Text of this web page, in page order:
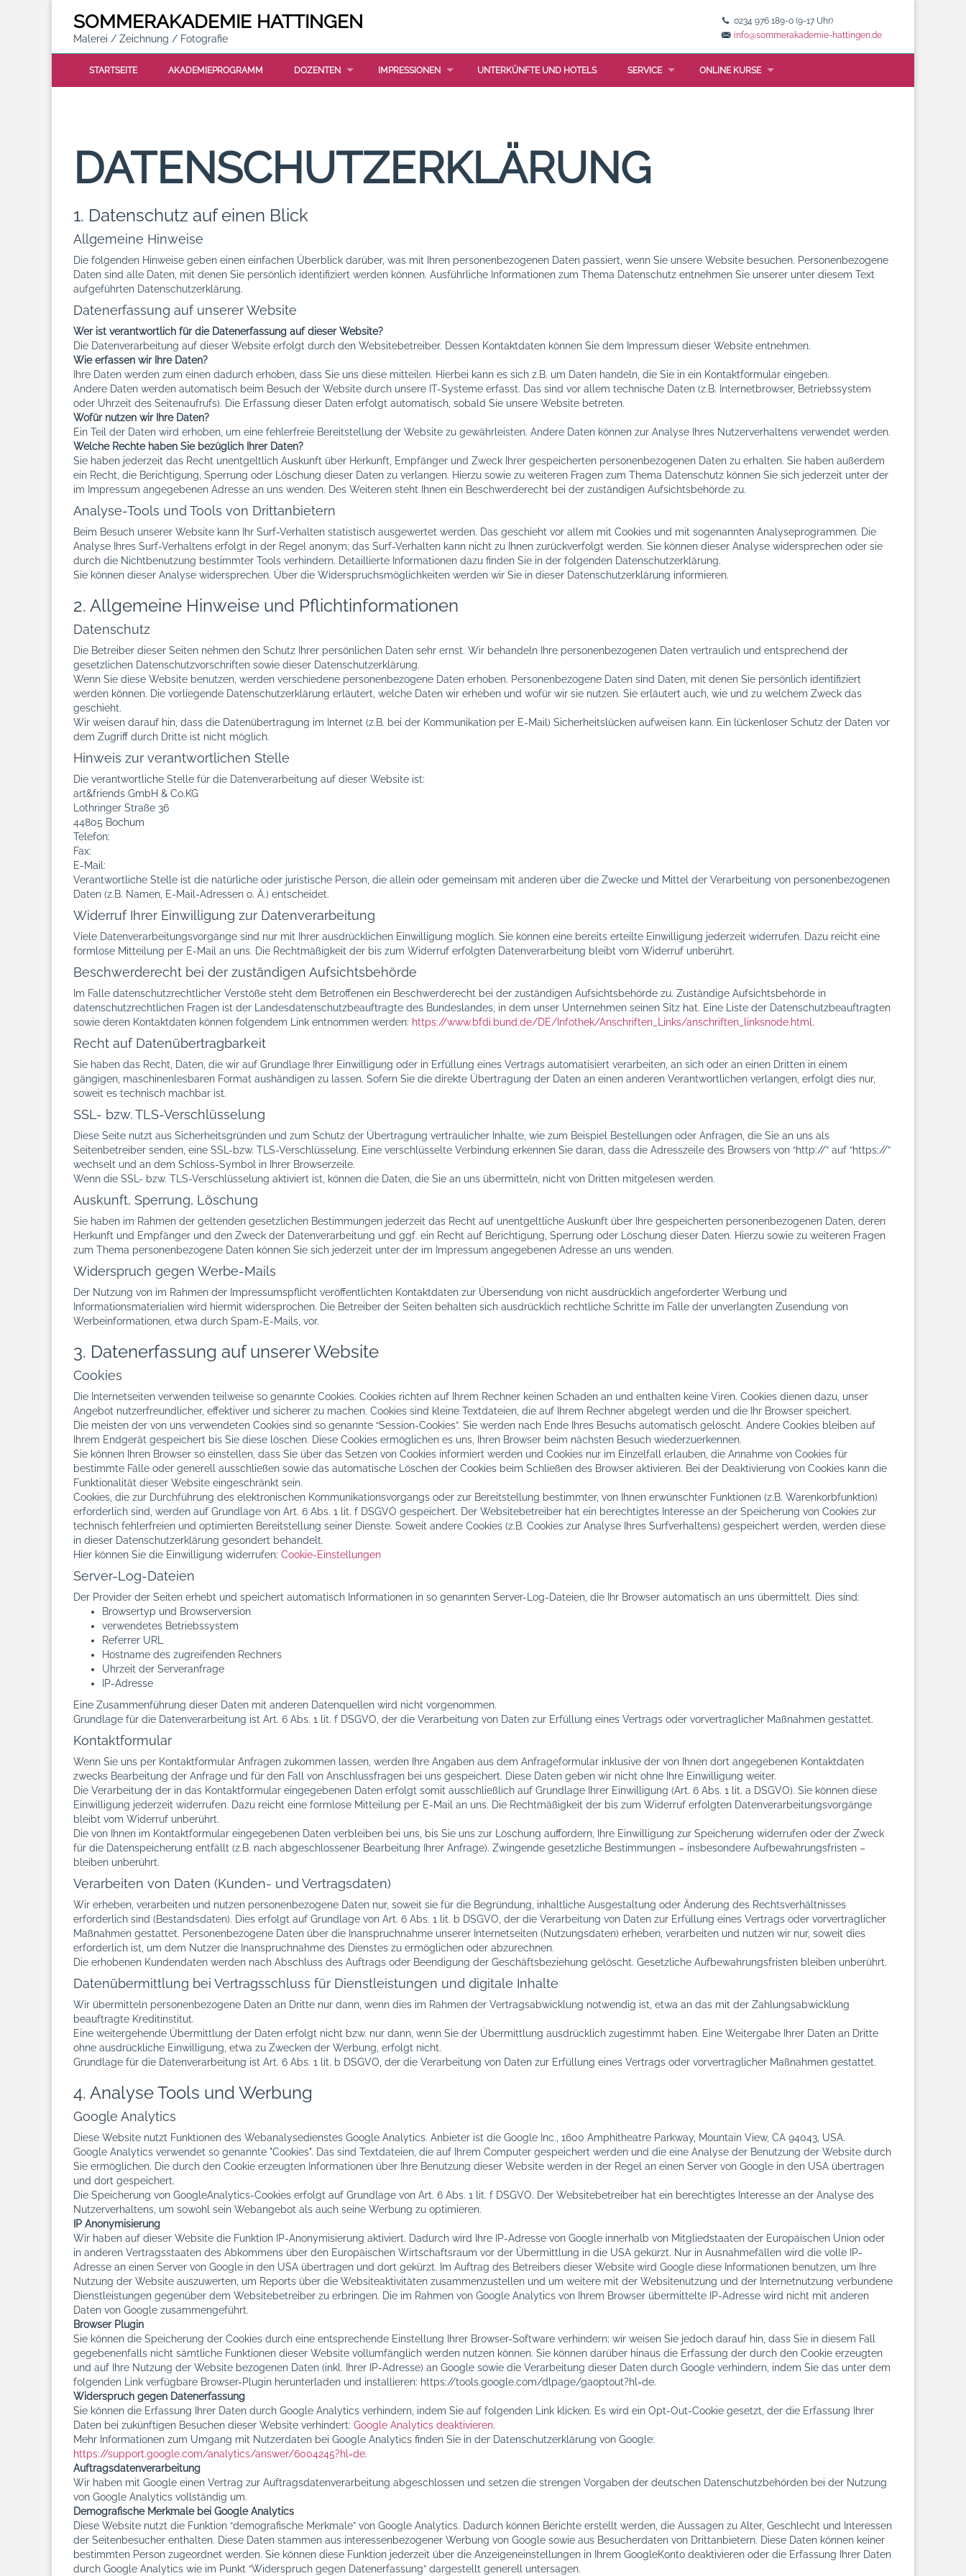
SOMMERAKADEMIE HATTINGEN
Malerei / Zeichnung / Fotografie
0234 976 189-0 (9-17 Uhr)
info@sommerakademie-hattingen.de
STARTSEITE AKADEMIEPROGRAMM DOZENTEN IMPRESSIONEN UNTERKÜNFTE UND HOTELS SERVICE ONLINE KURSE
DATENSCHUTZERKLÄRUNG
1. Datenschutz auf einen Blick
Allgemeine Hinweise
Die folgenden Hinweise geben einen einfachen Überblick darüber, was mit Ihren personenbezogenen Daten passiert, wenn Sie unsere Website besuchen. Personenbezogene
Daten sind alle Daten, mit denen Sie persönlich identifiziert werden können. Ausführliche Informationen zum Thema Datenschutz entnehmen Sie unserer unter diesem Text
aufgeführten Datenschutzerklärung.
Datenerfassung auf unserer Website
Wer ist verantwortlich für die Datenerfassung auf dieser Website?
Die Datenverarbeitung auf dieser Website erfolgt durch den Websitebetreiber. Dessen Kontaktdaten können Sie dem Impressum dieser Website entnehmen.
Wie erfassen wir Ihre Daten?
Ihre Daten werden zum einen dadurch erhoben, dass Sie uns diese mitteilen. Hierbei kann es sich z.B. um Daten handeln, die Sie in ein Kontaktformular eingeben.
Andere Daten werden automatisch beim Besuch der Website durch unsere IT-Systeme erfasst. Das sind vor allem technische Daten (z.B. Internetbrowser, Betriebssystem
oder Uhrzeit des Seitenaufrufs). Die Erfassung dieser Daten erfolgt automatisch, sobald Sie unsere Website betreten.
Wofür nutzen wir Ihre Daten?
Ein Teil der Daten wird erhoben, um eine fehlerfreie Bereitstellung der Website zu gewährleisten. Andere Daten können zur Analyse Ihres Nutzerverhaltens verwendet werden.
Welche Rechte haben Sie bezüglich Ihrer Daten?
Sie haben jederzeit das Recht unentgeltlich Auskunft über Herkunft, Empfänger und Zweck Ihrer gespeicherten personenbezogenen Daten zu erhalten. Sie haben außerdem
ein Recht, die Berichtigung, Sperrung oder Löschung dieser Daten zu verlangen. Hierzu sowie zu weiteren Fragen zum Thema Datenschutz können Sie sich jederzeit unter der
im Impressum angegebenen Adresse an uns wenden. Des Weiteren steht Ihnen ein Beschwerderecht bei der zuständigen Aufsichtsbehörde zu.
Analyse-Tools und Tools von Drittanbietern
Beim Besuch unserer Website kann Ihr Surf-Verhalten statistisch ausgewertet werden. Das geschieht vor allem mit Cookies und mit sogenannten Analyseprogrammen. Die
Analyse Ihres Surf-Verhaltens erfolgt in der Regel anonym; das Surf-Verhalten kann nicht zu Ihnen zurückverfolgt werden. Sie können dieser Analyse widersprechen oder sie
durch die Nichtbenutzung bestimmter Tools verhindern. Detaillierte Informationen dazu finden Sie in der folgenden Datenschutzerklärung.
Sie können dieser Analyse widersprechen. Über die Widerspruchsmöglichkeiten werden wir Sie in dieser Datenschutzerklärung informieren.
2. Allgemeine Hinweise und Pflichtinformationen
Datenschutz
Die Betreiber dieser Seiten nehmen den Schutz Ihrer persönlichen Daten sehr ernst. Wir behandeln Ihre personenbezogenen Daten vertraulich und entsprechend der
gesetzlichen Datenschutzvorschriften sowie dieser Datenschutzerklärung.
Wenn Sie diese Website benutzen, werden verschiedene personenbezogene Daten erhoben. Personenbezogene Daten sind Daten, mit denen Sie persönlich identifiziert
werden können. Die vorliegende Datenschutzerklärung erläutert, welche Daten wir erheben und wofür wir sie nutzen. Sie erläutert auch, wie und zu welchem Zweck das
geschieht.
Wir weisen darauf hin, dass die Datenübertragung im Internet (z.B. bei der Kommunikation per E-Mail) Sicherheitslücken aufweisen kann. Ein lückenloser Schutz der Daten vor
dem Zugriff durch Dritte ist nicht möglich.
Hinweis zur verantwortlichen Stelle
Die verantwortliche Stelle für die Datenverarbeitung auf dieser Website ist:
art&friends GmbH & Co.KG
Lothringer Straße 36
44805 Bochum
Telefon:
Fax:
E-Mail:
Verantwortliche Stelle ist die natürliche oder juristische Person, die allein oder gemeinsam mit anderen über die Zwecke und Mittel der Verarbeitung von personenbezogenen
Daten (z.B. Namen, E-Mail-Adressen o. Ä.) entscheidet.
Widerruf Ihrer Einwilligung zur Datenverarbeitung
Viele Datenverarbeitungsvorgänge sind nur mit Ihrer ausdrücklichen Einwilligung möglich. Sie können eine bereits erteilte Einwilligung jederzeit widerrufen. Dazu reicht eine
formlose Mitteilung per E-Mail an uns. Die Rechtmäßigkeit der bis zum Widerruf erfolgten Datenverarbeitung bleibt vom Widerruf unberührt.
Beschwerderecht bei der zuständigen Aufsichtsbehörde
Im Falle datenschutzrechtlicher Verstöße steht dem Betroffenen ein Beschwerderecht bei der zuständigen Aufsichtsbehörde zu. Zuständige Aufsichtsbehörde in
datenschutzrechtlichen Fragen ist der Landesdatenschutzbeauftragte des Bundeslandes, in dem unser Unternehmen seinen Sitz hat. Eine Liste der Datenschutzbeauftragten
sowie deren Kontaktdaten können folgendem Link entnommen werden: https://www.bfdi.bund.de/DE/Infothek/Anschriften_Links/anschriften_linksnode.html.
Recht auf Datenübertragbarkeit
Sie haben das Recht, Daten, die wir auf Grundlage Ihrer Einwilligung oder in Erfüllung eines Vertrags automatisiert verarbeiten, an sich oder an einen Dritten in einem
gängigen, maschinenlesbaren Format aushändigen zu lassen. Sofern Sie die direkte Übertragung der Daten an einen anderen Verantwortlichen verlangen, erfolgt dies nur,
soweit es technisch machbar ist.
SSL- bzw. TLS-Verschlüsselung
Diese Seite nutzt aus Sicherheitsgründen und zum Schutz der Übertragung vertraulicher Inhalte, wie zum Beispiel Bestellungen oder Anfragen, die Sie an uns als
Seitenbetreiber senden, eine SSL-bzw. TLS-Verschlüsselung. Eine verschlüsselte Verbindung erkennen Sie daran, dass die Adresszeile des Browsers von “http://” auf “https://”
wechselt und an dem Schloss-Symbol in Ihrer Browserzeile.
Wenn die SSL- bzw. TLS-Verschlüsselung aktiviert ist, können die Daten, die Sie an uns übermitteln, nicht von Dritten mitgelesen werden.
Auskunft, Sperrung, Löschung
Sie haben im Rahmen der geltenden gesetzlichen Bestimmungen jederzeit das Recht auf unentgeltliche Auskunft über Ihre gespeicherten personenbezogenen Daten, deren
Herkunft und Empfänger und den Zweck der Datenverarbeitung und ggf. ein Recht auf Berichtigung, Sperrung oder Löschung dieser Daten. Hierzu sowie zu weiteren Fragen
zum Thema personenbezogene Daten können Sie sich jederzeit unter der im Impressum angegebenen Adresse an uns wenden.
Widerspruch gegen Werbe-Mails
Der Nutzung von im Rahmen der Impressumspflicht veröffentlichten Kontaktdaten zur Übersendung von nicht ausdrücklich angeforderter Werbung und
Informationsmaterialien wird hiermit widersprochen. Die Betreiber der Seiten behalten sich ausdrücklich rechtliche Schritte im Falle der unverlangten Zusendung von
Werbeinformationen, etwa durch Spam-E-Mails, vor.
3. Datenerfassung auf unserer Website
Cookies
Die Internetseiten verwenden teilweise so genannte Cookies. Cookies richten auf Ihrem Rechner keinen Schaden an und enthalten keine Viren. Cookies dienen dazu, unser
Angebot nutzerfreundlicher, effektiver und sicherer zu machen. Cookies sind kleine Textdateien, die auf Ihrem Rechner abgelegt werden und die Ihr Browser speichert.
Die meisten der von uns verwendeten Cookies sind so genannte “Session-Cookies”. Sie werden nach Ende Ihres Besuchs automatisch gelöscht. Andere Cookies bleiben auf
Ihrem Endgerät gespeichert bis Sie diese löschen. Diese Cookies ermöglichen es uns, Ihren Browser beim nächsten Besuch wiederzuerkennen.
Sie können Ihren Browser so einstellen, dass Sie über das Setzen von Cookies informiert werden und Cookies nur im Einzelfall erlauben, die Annahme von Cookies für
bestimmte Fälle oder generell ausschließen sowie das automatische Löschen der Cookies beim Schließen des Browser aktivieren. Bei der Deaktivierung von Cookies kann die
Funktionalität dieser Website eingeschränkt sein.
Cookies, die zur Durchführung des elektronischen Kommunikationsvorgangs oder zur Bereitstellung bestimmter, von Ihnen erwünschter Funktionen (z.B. Warenkorbfunktion)
erforderlich sind, werden auf Grundlage von Art. 6 Abs. 1 lit. f DSGVO gespeichert. Der Websitebetreiber hat ein berechtigtes Interesse an der Speicherung von Cookies zur
technisch fehlerfreien und optimierten Bereitstellung seiner Dienste. Soweit andere Cookies (z.B. Cookies zur Analyse Ihres Surfverhaltens) gespeichert werden, werden diese
in dieser Datenschutzerklärung gesondert behandelt.
Hier können Sie die Einwilligung widerrufen: Cookie-Einstellungen
Server-Log-Dateien
Der Provider der Seiten erhebt und speichert automatisch Informationen in so genannten Server-Log-Dateien, die Ihr Browser automatisch an uns übermittelt. Dies sind:
Browsertyp und Browserversion
verwendetes Betriebssystem
Referrer URL
Hostname des zugreifenden Rechners
Uhrzeit der Serveranfrage
IP-Adresse
Eine Zusammenführung dieser Daten mit anderen Datenquellen wird nicht vorgenommen.
Grundlage für die Datenverarbeitung ist Art. 6 Abs. 1 lit. f DSGVO, der die Verarbeitung von Daten zur Erfüllung eines Vertrags oder vorvertraglicher Maßnahmen gestattet.
Kontaktformular
Wenn Sie uns per Kontaktformular Anfragen zukommen lassen, werden Ihre Angaben aus dem Anfrageformular inklusive der von Ihnen dort angegebenen Kontaktdaten
zwecks Bearbeitung der Anfrage und für den Fall von Anschlussfragen bei uns gespeichert. Diese Daten geben wir nicht ohne Ihre Einwilligung weiter.
Die Verarbeitung der in das Kontaktformular eingegebenen Daten erfolgt somit ausschließlich auf Grundlage Ihrer Einwilligung (Art. 6 Abs. 1 lit. a DSGVO). Sie können diese
Einwilligung jederzeit widerrufen. Dazu reicht eine formlose Mitteilung per E-Mail an uns. Die Rechtmäßigkeit der bis zum Widerruf erfolgten Datenverarbeitungsvorgänge
bleibt vom Widerruf unberührt.
Die von Ihnen im Kontaktformular eingegebenen Daten verbleiben bei uns, bis Sie uns zur Löschung auffordern, Ihre Einwilligung zur Speicherung widerrufen oder der Zweck
für die Datenspeicherung entfällt (z.B. nach abgeschlossener Bearbeitung Ihrer Anfrage). Zwingende gesetzliche Bestimmungen – insbesondere Aufbewahrungsfristen –
bleiben unberührt.
Verarbeiten von Daten (Kunden- und Vertragsdaten)
Wir erheben, verarbeiten und nutzen personenbezogene Daten nur, soweit sie für die Begründung, inhaltliche Ausgestaltung oder Änderung des Rechtsverhältnisses
erforderlich sind (Bestandsdaten). Dies erfolgt auf Grundlage von Art. 6 Abs. 1 lit. b DSGVO, der die Verarbeitung von Daten zur Erfüllung eines Vertrags oder vorvertraglicher
Maßnahmen gestattet. Personenbezogene Daten über die Inanspruchnahme unserer Internetseiten (Nutzungsdaten) erheben, verarbeiten und nutzen wir nur, soweit dies
erforderlich ist, um dem Nutzer die Inanspruchnahme des Dienstes zu ermöglichen oder abzurechnen.
Die erhobenen Kundendaten werden nach Abschluss des Auftrags oder Beendigung der Geschäftsbeziehung gelöscht. Gesetzliche Aufbewahrungsfristen bleiben unberührt.
Datenübermittlung bei Vertragsschluss für Dienstleistungen und digitale Inhalte
Wir übermitteln personenbezogene Daten an Dritte nur dann, wenn dies im Rahmen der Vertragsabwicklung notwendig ist, etwa an das mit der Zahlungsabwicklung
beauftragte Kreditinstitut.
Eine weitergehende Übermittlung der Daten erfolgt nicht bzw. nur dann, wenn Sie der Übermittlung ausdrücklich zugestimmt haben. Eine Weitergabe Ihrer Daten an Dritte
ohne ausdrückliche Einwilligung, etwa zu Zwecken der Werbung, erfolgt nicht.
Grundlage für die Datenverarbeitung ist Art. 6 Abs. 1 lit. b DSGVO, der die Verarbeitung von Daten zur Erfüllung eines Vertrags oder vorvertraglicher Maßnahmen gestattet.
4. Analyse Tools und Werbung
Google Analytics
Diese Website nutzt Funktionen des Webanalysedienstes Google Analytics. Anbieter ist die Google Inc., 1600 Amphitheatre Parkway, Mountain View, CA 94043, USA.
Google Analytics verwendet so genannte "Cookies". Das sind Textdateien, die auf Ihrem Computer gespeichert werden und die eine Analyse der Benutzung der Website durch
Sie ermöglichen. Die durch den Cookie erzeugten Informationen über Ihre Benutzung dieser Website werden in der Regel an einen Server von Google in den USA übertragen
und dort gespeichert.
Die Speicherung von GoogleAnalytics-Cookies erfolgt auf Grundlage von Art. 6 Abs. 1 lit. f DSGVO. Der Websitebetreiber hat ein berechtigtes Interesse an der Analyse des
Nutzerverhaltens, um sowohl sein Webangebot als auch seine Werbung zu optimieren.
IP Anonymisierung
Wir haben auf dieser Website die Funktion IP-Anonymisierung aktiviert. Dadurch wird Ihre IP-Adresse von Google innerhalb von Mitgliedstaaten der Europäischen Union oder
in anderen Vertragsstaaten des Abkommens über den Europäischen Wirtschaftsraum vor der Übermittlung in die USA gekürzt. Nur in Ausnahmefällen wird die volle IP-
Adresse an einen Server von Google in den USA übertragen und dort gekürzt. Im Auftrag des Betreibers dieser Website wird Google diese Informationen benutzen, um Ihre
Nutzung der Website auszuwerten, um Reports über die Websiteaktivitäten zusammenzustellen und um weitere mit der Websitenutzung und der Internetnutzung verbundene
Dienstleistungen gegenüber dem Websitebetreiber zu erbringen. Die im Rahmen von Google Analytics von Ihrem Browser übermittelte IP-Adresse wird nicht mit anderen
Daten von Google zusammengeführt.
Browser Plugin
Sie können die Speicherung der Cookies durch eine entsprechende Einstellung Ihrer Browser-Software verhindern; wir weisen Sie jedoch darauf hin, dass Sie in diesem Fall
gegebenenfalls nicht sämtliche Funktionen dieser Website vollumfänglich werden nutzen können. Sie können darüber hinaus die Erfassung der durch den Cookie erzeugten
und auf Ihre Nutzung der Website bezogenen Daten (inkl. Ihrer IP-Adresse) an Google sowie die Verarbeitung dieser Daten durch Google verhindern, indem Sie das unter dem
folgenden Link verfügbare Browser-Plugin herunterladen und installieren: https://tools.google.com/dlpage/gaoptout?hl=de.
Widerspruch gegen Datenerfassung
Sie können die Erfassung Ihrer Daten durch Google Analytics verhindern, indem Sie auf folgenden Link klicken. Es wird ein Opt-Out-Cookie gesetzt, der die Erfassung Ihrer
Daten bei zukünftigen Besuchen dieser Website verhindert: Google Analytics deaktivieren.
Mehr Informationen zum Umgang mit Nutzerdaten bei Google Analytics finden Sie in der Datenschutzerklärung von Google:
https://support.google.com/analytics/answer/6004245?hl=de.
Auftragsdatenverarbeitung
Wir haben mit Google einen Vertrag zur Auftragsdatenverarbeitung abgeschlossen und setzen die strengen Vorgaben der deutschen Datenschutzbehörden bei der Nutzung
von Google Analytics vollständig um.
Demografische Merkmale bei Google Analytics
Diese Website nutzt die Funktion “demografische Merkmale” von Google Analytics. Dadurch können Berichte erstellt werden, die Aussagen zu Alter, Geschlecht und Interessen
der Seitenbesucher enthalten. Diese Daten stammen aus interessenbezogener Werbung von Google sowie aus Besucherdaten von Drittanbietern. Diese Daten können keiner
bestimmten Person zugeordnet werden. Sie können diese Funktion jederzeit über die Anzeigeneinstellungen in Ihrem GoogleKonto deaktivieren oder die Erfassung Ihrer Daten
durch Google Analytics wie im Punkt “Widerspruch gegen Datenerfassung” dargestellt generell untersagen.